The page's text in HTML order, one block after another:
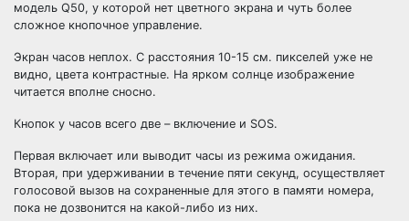
модель Q50, у которой нет цветного экрана и чуть более
сложное кнопочное управление.
Экран часов неплох. С расстояния 10-15 см. пикселей уже не
видно, цвета контрастные. На ярком солнце изображение
читается вполне сносно.
Кнопок у часов всего две – включение и SOS.
Первая включает или выводит часы из режима ожидания.
Вторая, при удерживании в течение пяти секунд, осуществляет
голосовой вызов на сохраненные для этого в памяти номера,
пока не дозвонится на какой-либо из них.